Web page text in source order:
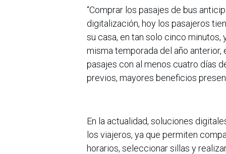
“Comprar los pasajes de bus
digitalización, hoy los pasajeros
su casa, en tan solo cinco
misma temporada del año
pasajes con al menos cuatro días
previos, mayores beneficios
En la actualidad, soluciones
los viajeros, ya que permiten
horarios, seleccionar sillas y